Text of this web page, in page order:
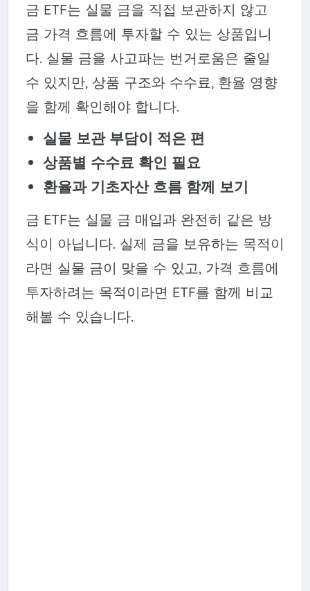
금 ETF는 실물 금을 직접 보관하지 않고
금 가격 흐름에 투자할 수 있는 상품입니
다. 실물 금을 사고파는 번거로움은 줄일
수 있지만, 상품 구조와 수수료, 환율 영향
을 함께 확인해야 합니다.
실물 보관 부담이 적은 편
상품별 수수료 확인 필요
환율과 기초자산 흐름 함께 보기
금 ETF는 실물 금 매입과 완전히 같은 방
식이 아닙니다. 실제 금을 보유하는 목적이
라면 실물 금이 맞을 수 있고, 가격 흐름에
투자하려는 목적이라면 ETF를 함께 비교
해볼 수 있습니다.